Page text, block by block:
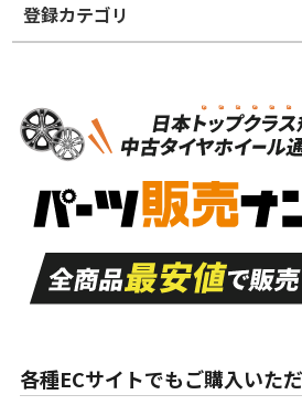
ホイールランク
S
品）
S
A
走行距離も少なく、
目立つ傷もほとんど
ない中古品
A
な中古品
登録カテゴリ
タイヤホイールセット
各種ECサイトでもご購入いた